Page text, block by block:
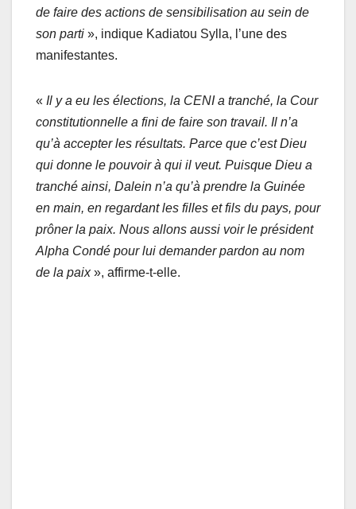
de faire des actions de sensibilisation au sein de
son parti », indique Kadiatou Sylla, l’une des
manifestantes.
« Il y a eu les élections, la CENI a tranché, la Cour
constitutionnelle a fini de faire son travail. Il n’a
qu’à accepter les résultats. Parce que c’est Dieu
qui donne le pouvoir à qui il veut. Puisque Dieu a
tranché ainsi, Dalein n’a qu’à prendre la Guinée
en main, en regardant les filles et fils du pays, pour
prôner la paix. Nous allons aussi voir le président
Alpha Condé pour lui demander pardon au nom
de la paix», affirme-t-elle.